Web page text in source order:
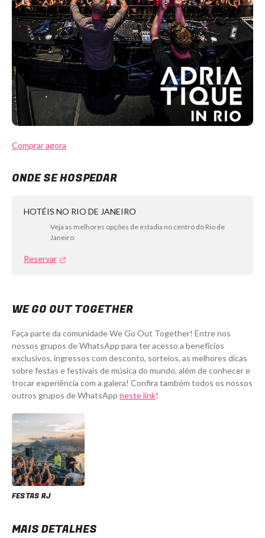
Comprar agora
ONDE SE HOSPEDAR
HOTÉIS NO RIO DE JANEIRO
Veja as melhores opções de estadia no centro do Rio de
Janeiro
Reservar
WE GO OUT TOGETHER
Faça parte da comunidade We Go Out Together! Entre nos
nossos grupos de WhatsApp para ter acesso a benefícios
exclusivos, ingressos com desconto, sorteios, as melhores dicas
sobre festas e festivais de música do mundo, além de conhecer e
trocar experiência com a galera! Confira também todos os nossos
outros grupos de WhatsApp neste link!
FESTAS RJ
MAIS DETALHES